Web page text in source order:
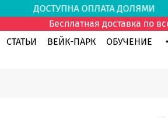
ДОСТУПНА ОПЛАТА
Бесплатная доставка по
СТАТЬИ ВЕЙК-ПАРК ОБУЧЕНИЕ